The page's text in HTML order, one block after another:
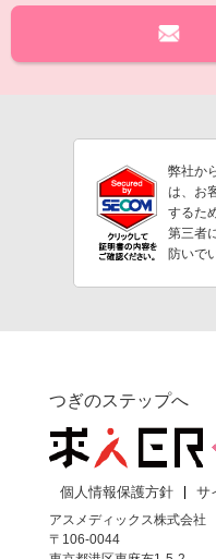
弊社か
は、お
するた
第三者
防いで
つぎのステップへ
個人情報保護方針
サ
アスメディックス株式会社
〒106-0044